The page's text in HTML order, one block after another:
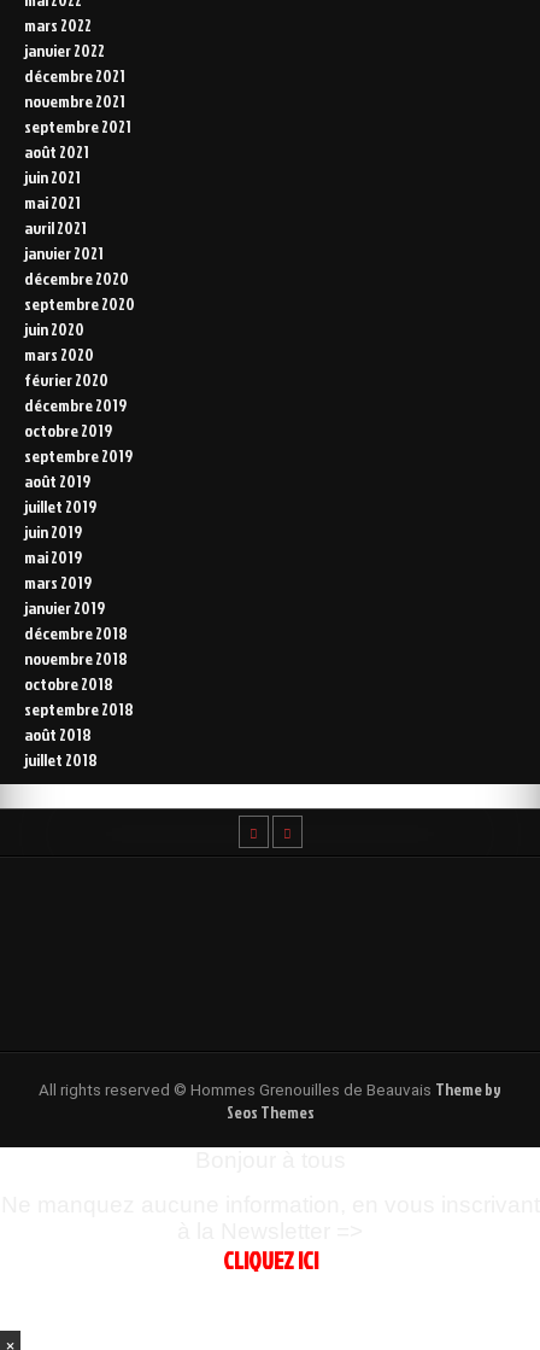
mars 2022
janvier 2022
décembre 2021
novembre 2021
septembre 2021
août 2021
juin 2021
mai 2021
avril 2021
janvier 2021
décembre 2020
septembre 2020
juin 2020
mars 2020
février 2020
décembre 2019
octobre 2019
septembre 2019
août 2019
juillet 2019
juin 2019
mai 2019
mars 2019
janvier 2019
décembre 2018
novembre 2018
octobre 2018
septembre 2018
août 2018
juillet 2018
All rights reserved © Hommes Grenouilles de Beauvais Theme by
Seos Themes
CLIQUEZ ICI
×